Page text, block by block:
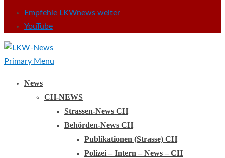
Empfehle LKWnews weiter
YouTube
Primary Menu
News
CH-NEWS
Strassen-News CH
Behörden-News CH
Publikationen (Strasse) CH
Polizei – Intern – News – CH